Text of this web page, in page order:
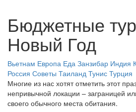
Бюджетные
Новый Год
Вьетнам Европа Еда Занзибар Индия
Россия Советы Таиланд Тунис Турция
Многие из нас хотят отметить этот
непривычной локации – заграницей
своего обычного места обитания.